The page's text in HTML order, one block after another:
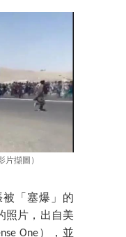
片擷圖）
「塞爆」的
照片，出自美
One），並